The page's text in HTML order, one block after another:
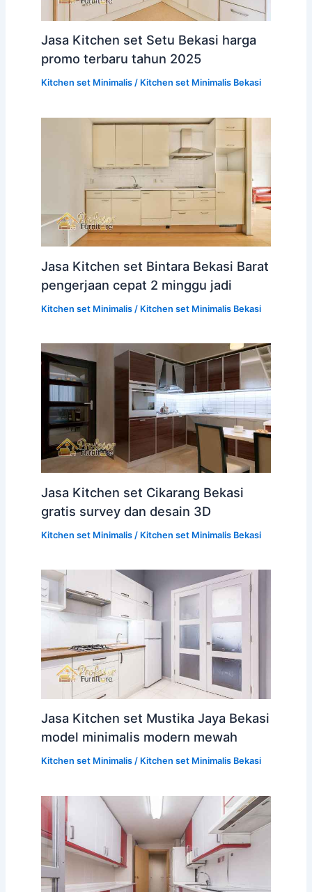
Jasa Kitchen set Setu Bekasi harga
promo terbaru tahun 2025
Kitchen set Minimalis/ Kitchen set Minimalis Bekasi
Jasa Kitchen set Bintara Bekasi Barat
pengerjaan cepat 2 minggu jadi
Kitchen set Minimalis/ Kitchen set Minimalis Bekasi
Jasa Kitchen set Cikarang Bekasi
gratis survey dan desain 3D
Kitchen set Minimalis/ Kitchen set Minimalis Bekasi
Jasa Kitchen set Mustika Jaya Bekasi
model minimalis modern mewah
Kitchen set Minimalis/ Kitchen set Minimalis Bekasi